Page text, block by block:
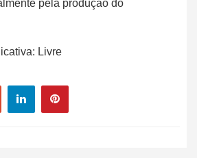
pela produção do
Livre